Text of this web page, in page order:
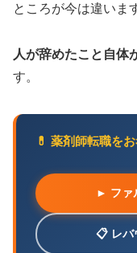
ところが今は違いま
人が辞めたこと自体
す。
💊 薬剤師転職を
► ファ
📋 レバ